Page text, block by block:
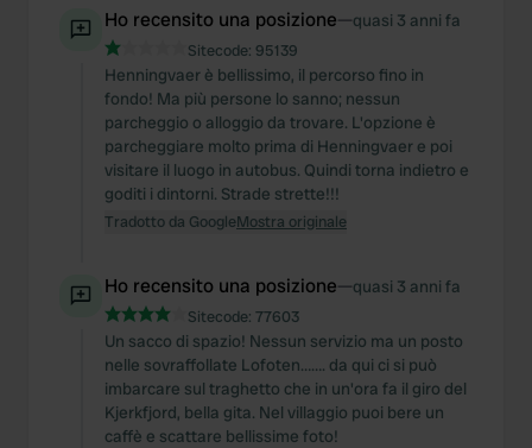
Ho recensito una posizione—quasi 3 anni fa
Sitecode: 95139
Henningvaer è bellissimo, il percorso fino in
fondo! Ma più persone lo sanno; nessun
parcheggio o alloggio da trovare. L'opzione è
parcheggiare molto prima di Henningvaer e poi
visitare il luogo in autobus. Quindi torna indietro e
goditi i dintorni. Strade strette!!!
Tradotto da GoogleMostra originale
Ho recensito una posizione—quasi 3 anni fa
Sitecode: 77603
Un sacco di spazio! Nessun servizio ma un posto
nelle sovraffollate Lofoten……. da qui ci si può
imbarcare sul traghetto che in un'ora fa il giro del
Kjerkfjord, bella gita. Nel villaggio puoi bere un
caffè e scattare bellissime foto!